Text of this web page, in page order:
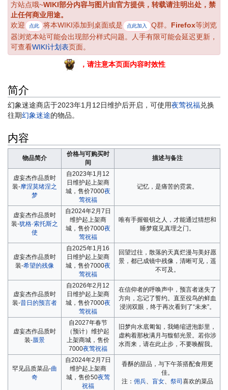
方站点哦~WIKI部分内容与图片由官方提供，转载请注明出处，禁
止任何商业用途。
欢迎
点此 将本WIKI添加到桌面或是 点此加入 Q群。 Firefox等浏览
器浏览本站可能会出现部分样式问题。人手有限可能会延迟更新，
可查看WIKI计划表页面。
，请注意本页面内容时效性
简介
幻象迷途商店于2023年1月12日维护后开启，可使用夜莺祝福兑换
往期幻象迷途的物品。
内容
物品简介
价格与可购买时
间
描述与备注
虚妄杰作品质时
装-摩涅莫绪涅之
梦
自2023年1月12
日维护起上架商
城，售价7000夜
莺祝福
记忆，是痛苦的霓裳。
虚妄杰作品质时
装-犹格·索托斯之
使
自2024年2月7日
维护起上架商
城，售价7000夜
莺祝福
唯有手握银钥之人，才能通过猜想和
睡梦窥见真理之门。
虚妄杰作品质时
装-希望的残像
自2025年1月16
日维护起上架商
城，售价7000夜
莺祝福
回望过往，散落的天真烂漫与美好愿
景，都已成镜中残像，清晰可见，遥
不可及。
虚妄杰作品质时
装-昔日的预言者
自2026年2月12
日维护起上架商
城，售价7000夜
莺祝福
在信仰者的呼唤声中，预言者迷失了
方向，忘记了誓约。直至役鸟的鲜血
浸润双眼，终于再次看到了“未来”。
虚妄杰作品质时
装-蜃景
自2027年春节
（预计）维护起
上架商城，售价
7000夜莺祝福
旧梦向水底匍匐，我蜷缩进泡影里，
虚构着那枚满月与馥郁光景。若你涉
水而来，请在此止步，不要唤醒我。
罕见品质菜品-曲
奇
自2024年2月7日
维护起上架商
城，售价50夜莺
祝福
香酥的甜品，与下午茶搭配食用更
佳。
注： 佣兵、 盲女、 祭司喜欢的菜品